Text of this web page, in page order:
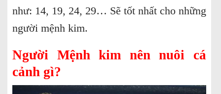
như: 14, 19, 24, 29… Sẽ tốt nhất cho những
người mệnh kim.
Người Mệnh kim nên nuôi cá
cảnh gì?